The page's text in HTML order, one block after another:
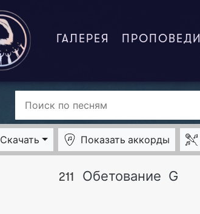
ГАЛЕРЕЯ ПРОПОВЕДИ
Скачать Показать аккорды
211 Обетование G